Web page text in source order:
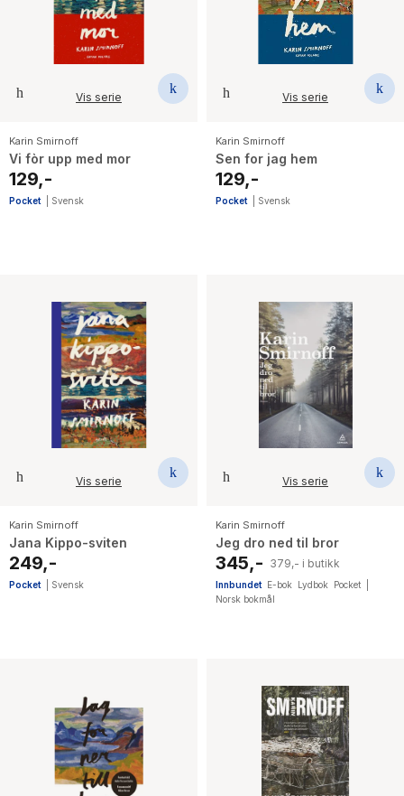
Vis serie
Karin Smirnoff
Vi fòr upp med mor
129,-
Pocket Svensk
Vis serie
Karin Smirnoff
Sen for jag hem
129,-
Pocket Svensk
Vis serie
Karin Smirnoff
Jana Kippo-sviten
249,-
Pocket Svensk
Vis serie
Karin Smirnoff
Jeg dro ned til bror
345,- 379,- i butikk
Innbundet E-bok Lydbok Pocket
Norsk bokmål